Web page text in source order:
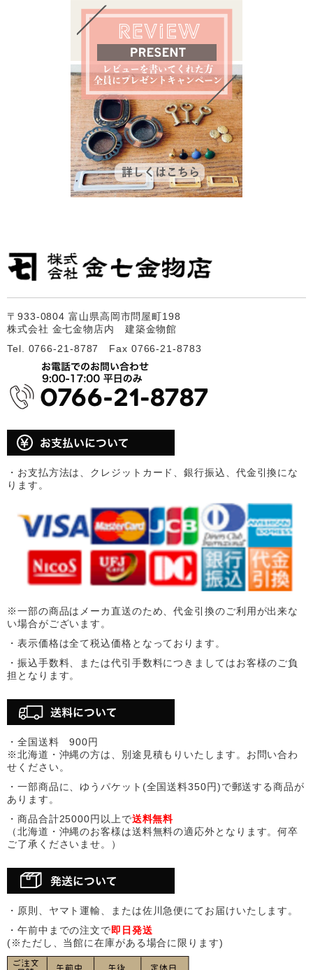
〒933-0804 富山県高岡市問屋町198
株式会社 金七金物店内 建築金物館
Tel. 0766-21-8787 Fax 0766-21-8783
・お支払方法は、クレジットカード、銀行振込、代金引換にな
ります。
※一部の商品はメーカ直送のため、代金引換のご利用が出来な
い場合がございます。
・表示価格は全て税込価格となっております。
・振込手数料、または代引手数料につきましてはお客様のご負
担となります。
・全国送料 900円
※北海道・沖縄の方は、別途見積もりいたします。お問い合わ
せください。
・一部商品に、ゆうパケット(全国送料350円)で郵送する商品が
あります。
・商品合計25000円以上で送料無料
（北海道・沖縄のお客様は送料無料の適応外となります。何卒
ご了承くださいませ。）
・原則、ヤマト運輸、または佐川急便にてお届けいたします。
・午前中までの注文で即日発送
(※ただし、当館に在庫がある場合に限ります)